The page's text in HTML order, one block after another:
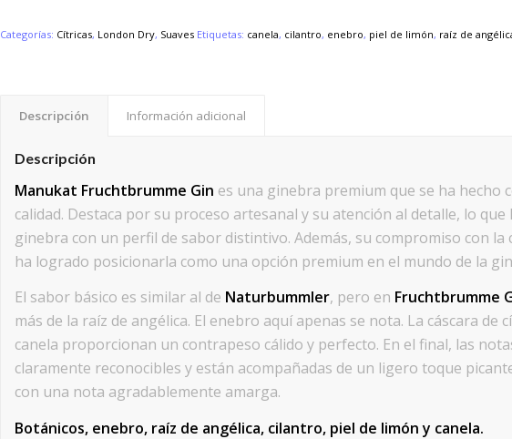
Categorías: Cítricas, London Dry, Suaves Etiquetas: canela, cilantro, enebro, piel de limón, raíz de
Descripción Información adicional
Descripción
Manukat Fruchtbrumme Gin es una ginebra premium que se ha hecho
calidad. Destaca por su proceso artesanal y su atención al detalle, lo
ginebra con un perfil de sabor distintivo. Además, su compromiso con la
ha logrado posicionarla como una opción premium en el mundo de la
El sabor básico es similar al de Naturbummler, pero en Fruchtbrumme
más de la raíz de angélica. El enebro aquí apenas se nota. La cáscara de
canela proporcionan un contrapeso cálido y perfecto. En el final, las
claramente reconocibles y están acompañadas de un ligero toque
con una nota agradablemente amarga.
Botánicos, enebro, raíz de angélica, cilantro, piel de limón y canela.